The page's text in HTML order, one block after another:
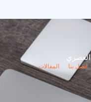
اتصل بنا المقالات